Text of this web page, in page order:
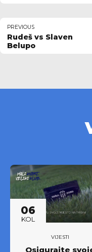
PREVIOUS
Rudeš vs Slaven
Belupo
06
KOL
VIJESTI
Osigurajte